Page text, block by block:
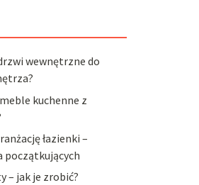
wewnętrzne do
kuchenne z
łazienki –
początkujących
– jak je zrobić?